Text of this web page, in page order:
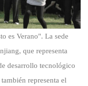
es Verano". La sede
que representa
desarrollo tecnológico
representa el